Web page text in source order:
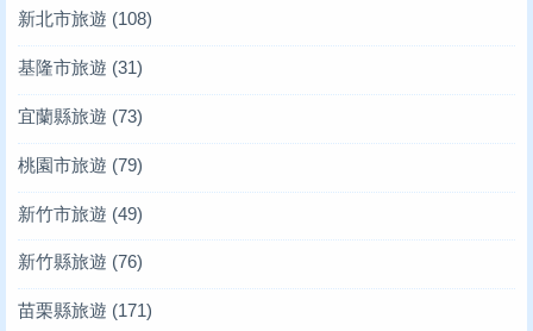
新北市旅遊 (108)
基隆市旅遊 (31)
宜蘭縣旅遊 (73)
桃園市旅遊 (79)
新竹市旅遊 (49)
新竹縣旅遊 (76)
苗栗縣旅遊 (171)